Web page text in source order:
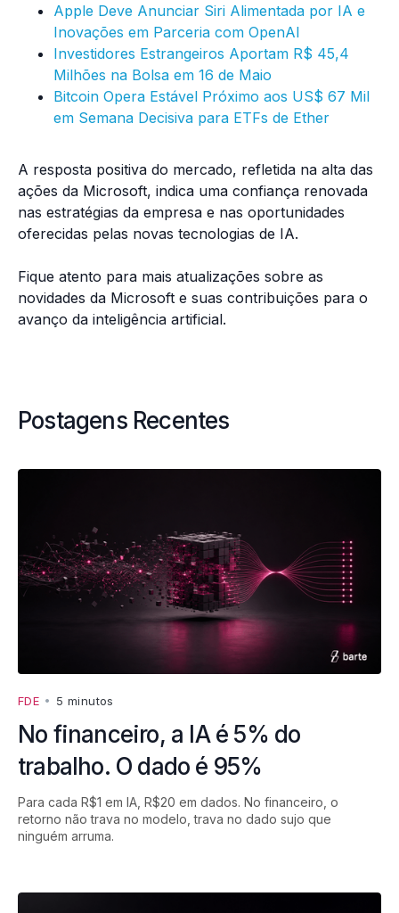
Apple Deve Anunciar Siri Alimentada por IA e
Inovações em Parceria com OpenAI
Investidores Estrangeiros Aportam R$ 45,4
Milhões na Bolsa em 16 de Maio
Bitcoin Opera Estável Próximo aos US$ 67 Mil
em Semana Decisiva para ETFs de Ether
A resposta positiva do mercado, refletida na alta das
ações da Microsoft, indica uma confiança renovada
nas estratégias da empresa e nas oportunidades
oferecidas pelas novas tecnologias de IA.
Fique atento para mais atualizações sobre as
novidades da Microsoft e suas contribuições para o
avanço da inteligência artificial.
Postagens Recentes
FDE • 5 minutos
No financeiro, a IA é 5% do
trabalho. O dado é 95%
Para cada R$1 em IA, R$20 em dados. No financeiro, o
retorno não trava no modelo, trava no dado sujo que
ninguém arruma.